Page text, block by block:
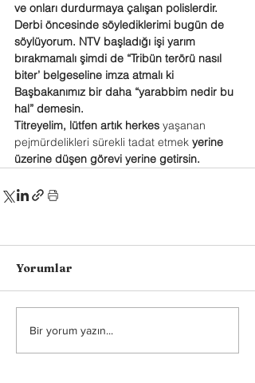
ve onları durdurmaya çalışan polislerdir.
Derbi öncesinde söylediklerimi bugün de
söylüyorum. NTV başladığı işi yarım
bırakmamalı şimdi de “Tribün terörü nasıl
biter’ belgeseline imza atmalı ki
Başbakanımız bir daha “yarabbim nedir bu
hal” demesin.
Titreyelim, lütfen artık herkes yaşanan
pejmürdelikleri sürekli tadat etmek yerine
üzerine düşen görevi yerine getirsin.
Yorumlar
Bir yorum yazın...